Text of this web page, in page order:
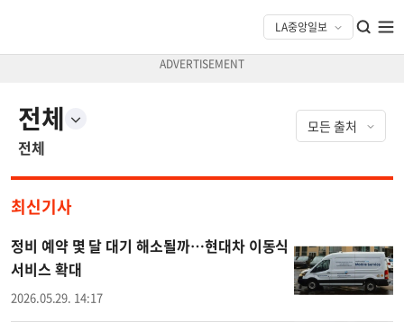
전체
전체
최신기사
정비 예약 몇 달 대기 해소될까…현대차 이동식
서비스 확대
2026.05.29. 14:17